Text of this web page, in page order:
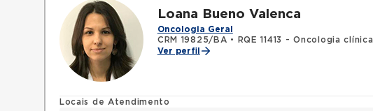
Loana Bueno Valenca
Oncologia Geral
CRM 19825/BA • RQE 11413 - Oncologia clínica
Ver perfil
Locais de Atendimento